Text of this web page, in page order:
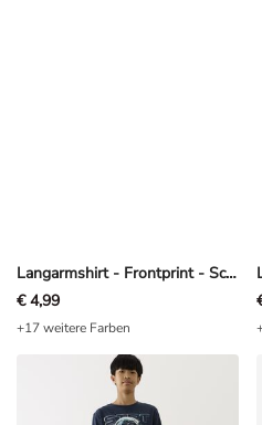
Langarmshirt - Frontprint - Schwarz
€ 4,99
+17 weitere Farben